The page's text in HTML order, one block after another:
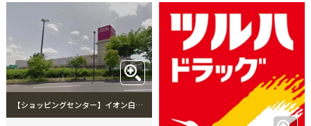
【ショッピングセンター】イオン白河西郷ショッピングセンターまで3453m イオン白河西郷ショッピングセンター